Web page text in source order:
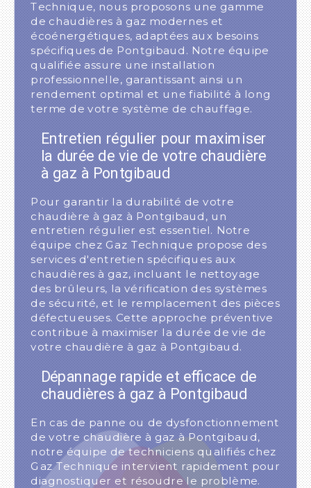
Technique, nous proposons une gamme
de chaudières à gaz modernes et
écoénergétiques, adaptées aux besoins
spécifiques de Pontgibaud. Notre équipe
qualifiée assure une installation
professionnelle, garantissant ainsi un
rendement optimal et une fiabilité à long
terme de votre système de chauffage.
Entretien régulier pour maximiser
la durée de vie de votre chaudière
à gaz à Pontgibaud
Pour garantir la durabilité de votre
chaudière à gaz à Pontgibaud, un
entretien régulier est essentiel. Notre
équipe chez Gaz Technique propose des
services d'entretien spécifiques aux
chaudières à gaz, incluant le nettoyage
des brûleurs, la vérification des systèmes
de sécurité, et le remplacement des pièces
défectueuses. Cette approche préventive
contribue à maximiser la durée de vie de
votre chaudière à gaz à Pontgibaud.
Dépannage rapide et efficace de
chaudières à gaz à Pontgibaud
En cas de panne ou de dysfonctionnement
de votre chaudière à gaz à Pontgibaud,
notre équipe de techniciens qualifiés chez
Gaz Technique intervient rapidement pour
diagnostiquer et résoudre le problème.